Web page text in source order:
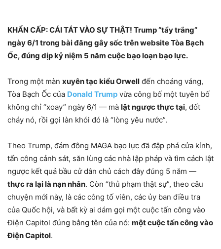
KHẨN CẤP: CÁI TÁT VÀO SỰ THẬT! Trump “tẩy trắng”
ngày 6/1 trong bài đăng gây sốc trên website Tòa Bạch
Ốc, đúng dịp kỷ niệm 5 năm cuộc bạo loạn bạo lực.
Trong một màn xuyên tạc kiểu Orwell đến choáng váng,
Tòa Bạch Ốc của Donald Trump vừa công bố một tuyên bố
không chỉ “xoay” ngày 6/1 — mà lật ngược thực tại, đốt
cháy nó, rồi gọi làn khói đó là “lòng yêu nước”.
Theo Trump, đám đông MAGA bạo lực đã đập phá cửa kính,
tấn công cảnh sát, săn lùng các nhà lập pháp và tìm cách lật
ngược kết quả bầu cử dân chủ cách đây đúng 5 năm —
thực ra lại là nạn nhân. Còn “thủ phạm thật sự”, theo câu
chuyện mới này, là các công tố viên, các ủy ban điều tra
của Quốc hội, và bất kỳ ai dám gọi một cuộc tấn công vào
Điện Capitol đúng bằng tên của nó: một cuộc tấn công vào
Điện Capitol.